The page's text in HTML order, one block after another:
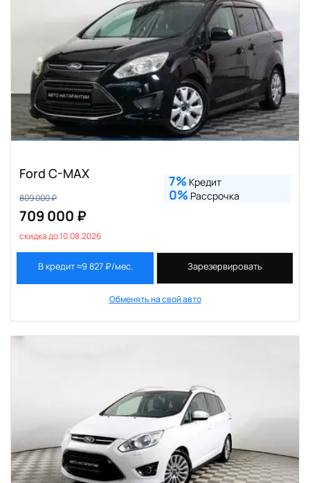
Ford C-MAX
809 000 ₽
709 000 ₽
скидка до 10.08.2026
7% Кредит
0% Рассрочка
В кредит ≈9 827 ₽/мес. Зарезервировать
Обменять на свой авто